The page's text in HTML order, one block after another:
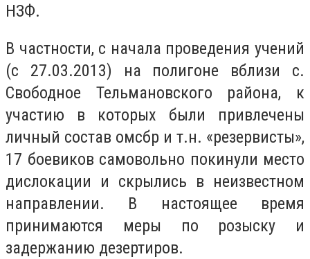
НЗФ.
В частности, с начала проведения учений
(с 27.03.2013) на полигоне вблизи с.
Свободное Тельмановского района, к
участию в которых были привлечены
личный состав омсбр и т.н. «резервисты»,
17 боевиков самовольно покинули место
дислокации и скрылись в неизвестном
направлении. В настоящее время
принимаются меры по розыску и
задержанию дезертиров.